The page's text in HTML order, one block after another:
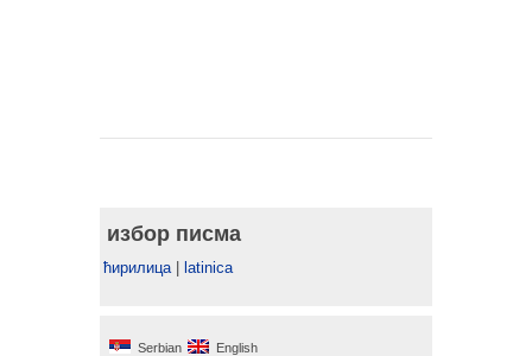
избор писма
ћирилица | latinica
Serbian English